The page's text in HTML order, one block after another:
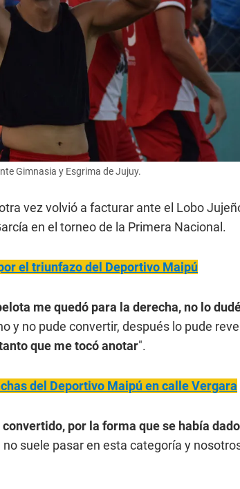
Gimnasia y Esgrima de Jujuy.
vez volvió a facturar ante el Lobo
en el torneo de la Primera Nacional.
el triunfazo del Deportivo Maipú
me quedó para la derecha, no lo
y no pude convertir, después lo pude
que me tocó anotar".
del Deportivo Maipú en calle Vergara
por la forma que se había
suele pasar en esta categoría y